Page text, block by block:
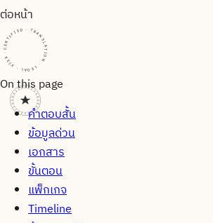
ต่อหน้า
CERTIFIED · TRANSLATION · LEGAL · VISA · CERTIFIED · TRANSLATION · LEGAL · VISA · CERTIFIED · TRANSLATION · LEGAL · VISA ·
On this page
คำตอบสั้น
ข้อมูลด่วน
เอกสาร
ขั้นตอน
แพ็กเกจ
Timeline